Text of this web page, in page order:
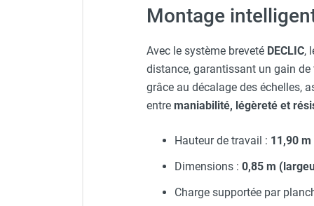
Montage
Avec le système breveté DECLIC,
distance, garantissant un gain de
grâce au décalage des échelles,
entre maniabilité, légèreté et
Hauteur de travail : 11,90 m
Dimensions : 0,85 m
Charge supportée par